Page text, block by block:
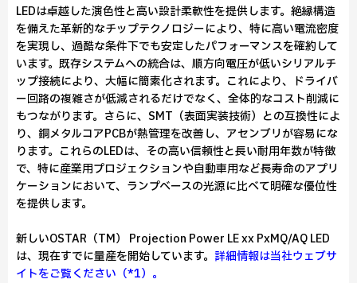
LEDは卓越した演色性と高い設計柔軟性を提供します。絶縁構造
を備えた革新的なチップテクノロジーにより、特に高い電流密度
を実現し、過酷な条件下でも安定したパフォーマンスを確約して
います。既存システムへの統合は、順方向電圧が低いシリアルチ
ップ接続により、大幅に簡素化されます。これにより、ドライバ
ー回路の複雑さが低減されるだけでなく、全体的なコスト削減に
もつながります。さらに、SMT（表面実装技術）との互換性によ
り、銅メタルコアPCBが熱管理を改善し、アセンブリが容易にな
ります。これらのLEDは、その高い信頼性と長い耐用年数が特徴
で、特に産業用プロジェクションや自動車用など長寿命のアプリ
ケーションにおいて、ランプベースの光源に比べて明確な優位性
を提供します。
新しいOSTAR（TM） Projection Power LE xx PxMQ/AQ LED
は、現在すでに量産を開始しています。 詳細情報は当社ウェブサ
イトをご覧ください（*1）。